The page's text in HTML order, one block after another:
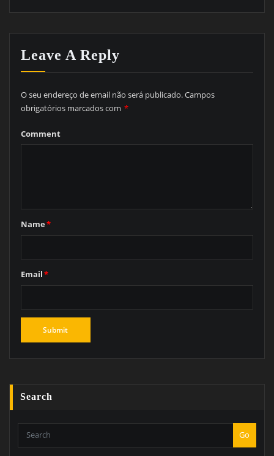
Leave A Reply
O seu endereço de email não será publicado.Campos
obrigatórios marcados com *
Comment
Name*
Email*
Search
Go